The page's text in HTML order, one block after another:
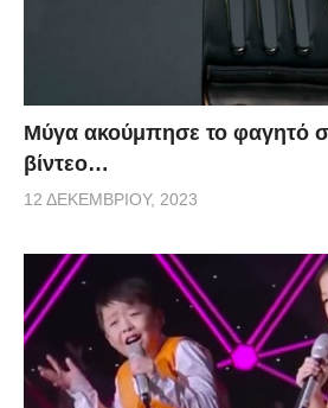
Μύγα ακούμπησε το φαγητό
βίντεο…
12 ΔΕΚΕΜΒΡΊΟΥ, 2023